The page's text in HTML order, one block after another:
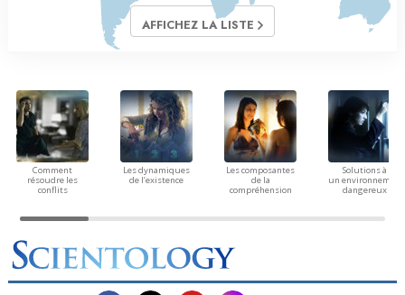
AFFICHEZ LA LISTE
Comment
résoudre les
conflits
Les dynamiques
de l’existence
Les composantes
de la
compréhension
Solutions à
un environnement
dangereux